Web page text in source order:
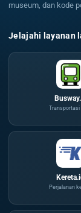
museum, dan kode
Jelajahi layanan
Transportasi
Perjalanan